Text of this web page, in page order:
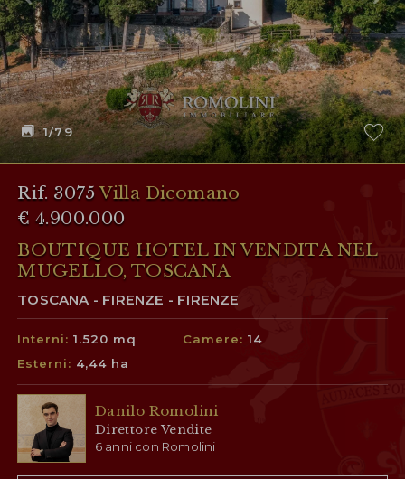
1/79
Rif. 3075Villa Dicomano
€ 4.900.000
BOUTIQUE HOTEL IN VENDITA NEL
MUGELLO, TOSCANA
TOSCANA - FIRENZE - FIRENZE
Interni:1.520 mq Camere:14
Esterni: 4,44 ha
Danilo Romolini
Direttore Vendite
6 anni con Romolini